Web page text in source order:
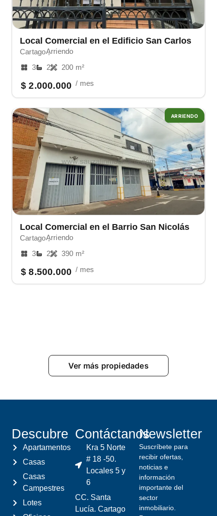
Local Comercial en el Edificio San Carlos
Cartago ,Arriendo
3
2 200 m²
$ 2.000.000 / mes
ARRIENDO
Local Comercial en el Barrio San Nicolás
Cartago ,Arriendo
3
2 390 m²
$ 8.500.000 / mes
Ver más propiedades
Descubre
Apartamentos
Casas
Casas
Campestres
Lotes
Contáctanos
Kra 5 Norte
# 18 -50.
Locales 5 y
6
CC. Santa
Lucía. Cartago
Newsletter
Suscríbete para
recibir ofertas,
noticias e
información
importante del
sector
inmobiliario.